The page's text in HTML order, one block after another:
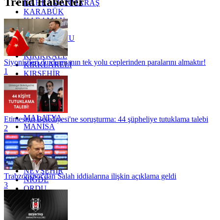
KAHRAMANMARAŞ
KARABÜK
KARAMAN
KARS
KASTAMONU
KAYSERİ
KIRIKKALE
KIRKLARELİ
KIRŞEHİR
KOCAELİ
KONYA
KÜTAHYA
KİLİS
MALATYA
MANİSA
MARDİN
MERSİN
MUĞLA
MUŞ
NEVŞEHİR
NİĞDE
ORDU
OSMANİYE
RİZE
SAKARYA
Siyonistleri durdurmanın tek yolu ceplerinden paralarını almaktır!
1
Etimesgut Belediyesi'ne soruşturma: 44 şüpheliye tutuklama talebi
2
Trabzonspor'dan Salah iddialarına ilişkin açıklama geldi
3